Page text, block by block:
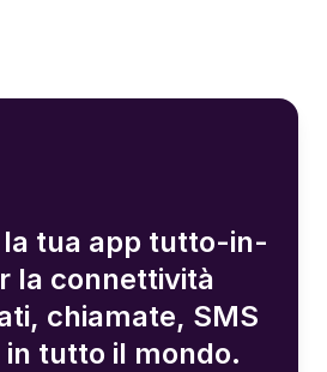
la tua app tutto-in-
la connettività
chiamate, SMS
in tutto il mondo.